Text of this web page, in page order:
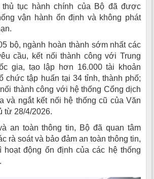
tục hành chính của Bộ đã được
vận hành ổn định và không phát
bộ, ngành hoàn thành sớm nhất các
cầu, kết nối thành công với Trung
gia, tạo lập hơn 16.000 tài khoản
chức tập huấn tại 34 tỉnh, thành phố;
thành công với hệ thống Cổng dịch
và ngắt kết nối hệ thống cũ của Văn
từ 28/4/2026.
an toàn thông tin, Bộ đã quan tâm
rà soát và bảo đảm an toàn thông tin,
hoạt động ổn định của các hệ thống